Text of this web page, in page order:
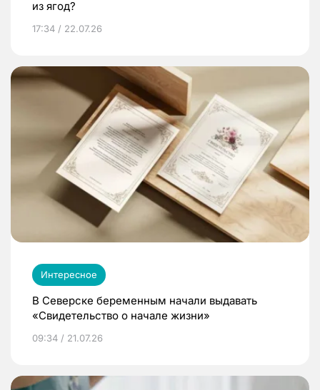
из ягод?
17:34 / 22.07.26
Интересное
В Северске беременным начали выдавать
«Свидетельство о начале жизни»
09:34 / 21.07.26